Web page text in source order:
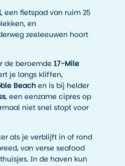
, een fietspad van ruim 25
en
zeeleeuwen hoort
de beroemde 17-Mile
je langs kliffen,
Beachen is bij helder
, een eenzame cipres op
niet snel stopt voor
als je verblijft in of rond
van verse seafood
In de haven kun